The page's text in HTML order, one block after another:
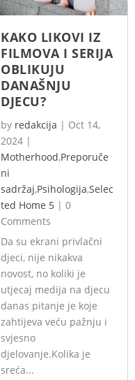
KAKO LIKOVI IZ
FILMOVA I SERIJA
OBLIKUJU
DANAŠNJU
DJECU?
by redakcija | Oct 14,
2024 |
Motherhood,Preporuče
ni
sadržaj,Psihologija,Selec
ted Home 5 | 0
Comments
Da su ekrani privlačni
djeci, nije nikakva
novost, no koliki je
utjecaj medija na djecu
danas pitanje je koje
zahtijeva veću pažnju i
svjesno
djelovanje.Kolika je
sreća...